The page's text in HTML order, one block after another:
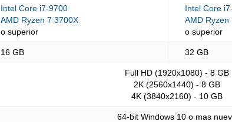
Intel Core i7-9700
AMD Ryzen 7 3700X
o superior
Intel Core
AMD Ryzen
o superior
16 GB
32 GB
Full HD (1920x1080) - 8 GB
2K (2560x1440) - 8 GB
4K (3840x2160) - 10 GB
64-bit Windows 10 o mas